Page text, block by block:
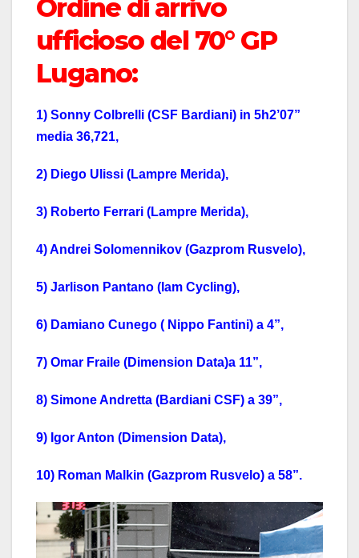
Ordine di arrivo
ufficioso del 70° GP
Lugano:
1) Sonny Colbrelli (CSF Bardiani) in 5h2’07”
media 36,721,
2) Diego Ulissi (Lampre Merida),
3) Roberto Ferrari (Lampre Merida),
4) Andrei Solomennikov (Gazprom Rusvelo),
5) Jarlison Pantano (Iam Cycling),
6) Damiano Cunego ( Nippo Fantini) a 4”,
7) Omar Fraile (Dimension Data)a 11”,
8) Simone Andretta (Bardiani CSF) a 39”,
9) Igor Anton (Dimension Data),
10) Roman Malkin (Gazprom Rusvelo) a 58”.